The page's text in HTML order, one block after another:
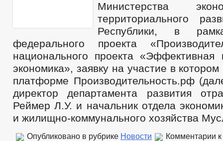
Министерства
территориального
Республики, в
федерального проекта
национального проекта
экономика», заявку на участие в
платформе Производительность.рф
директор департамента развития
Реймер Л.У. и начальник отдела
и жилищно-коммунального хозяйства
Опубликовано в рубрике Новости Комментарии